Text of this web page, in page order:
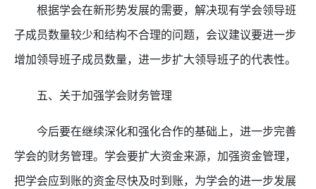
根据学会在新形势发展的需要，解决现有学会领导班
子成员数量较少和结构不合理的问题，会议建议要进一步
增加领导班子成员数量，进一步扩大领导班子的代表性。
五、关于加强学会财务管理
今后要在继续深化和强化合作的基础上，进一步完善
学会的财务管理。学会要扩大资金来源，加强资金管理，
把学会应到账的资金尽快及时到账，为学会的进一步发展